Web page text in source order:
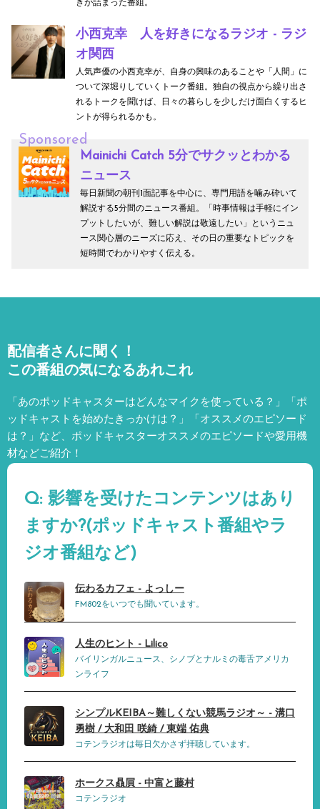
きが詰まった番組。
小西克幸 人を好きになるラジオ - ラジ
オ関西
人気声優の小西克幸が、自身の興味のあることや「人間」に
ついて深堀りしていくトーク番組。独自の視点から繰り出さ
れるトークを聞けば、日々の暮らしを少しだけ面白くするヒ
ントが得られるかも。
Sponsored
Mainichi Catch 5分でサクッとわかる
ニュース
毎日新聞の朝刊1面記事を中心に、専門用語を噛み砕いて
解説する5分間のニュース番組。「時事情報は手軽にイン
プットしたいが、難しい解説は敬遠したい」というニュ
ース関心層のニーズに応え、その日の重要なトピックを
短時間でわかりやすく伝える。
配信者さんに聞く！
この番組の気になるあれこれ
「あのポッドキャスターはどんなマイクを使っている？」「ポ
ッドキャストを始めたきっかけは？」「オススメのエピソード
は？」など、 ポッドキャスターオススメのエピソードや愛用機
材などご紹介！
Q: 影響を受けたコンテンツはあり
ますか?(ポッドキャスト番組やラ
ジオ番組など)
伝わるカフェ - よっしー
FM802をいつでも聞いています。
人生のヒント - Lilico
バイリンガルニュース、シノブとナルミの毒舌アメリカ
ンライフ
シンプルKEIBA～難しくない競馬ラジオ～ - 溝口
勇樹 / 大和田 咲綺 / 東端 佑典
コテンラジオは毎日欠かさず拝聴しています。
ホークス贔屓 - 中富と藤村
コテンラジオ